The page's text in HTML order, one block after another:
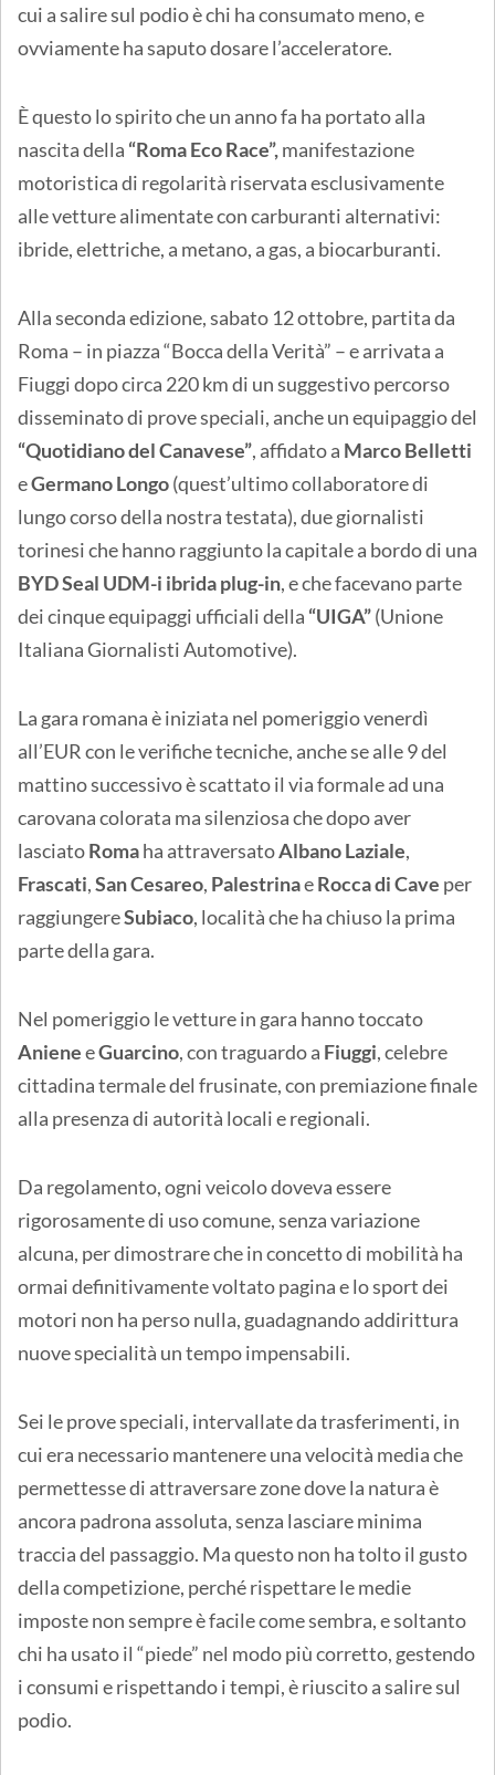
cui a salire sul podio è chi ha consumato meno, e
ovviamente ha saputo dosare l’acceleratore.
È questo lo spirito che un anno fa ha portato alla
nascita della “Roma Eco Race”,manifestazione
motoristica di regolarità riservata esclusivamente
alle vetture alimentate con carburanti alternativi:
ibride, elettriche, a metano, a gas, a biocarburanti.
Alla seconda edizione, sabato 12 ottobre, partita da
Roma – in piazza “Bocca della Verità” – e arrivata a
Fiuggi dopo circa 220 km di un suggestivo percorso
disseminato di prove speciali, anche un equipaggio del
“Quotidiano del Canavese”, affidato a Marco Belletti
eGermano Longo(quest’ultimo collaboratore di
lungo corso della nostra testata), due giornalisti
torinesi che hanno raggiunto la capitale a bordo di una
BYD Seal UDM-i ibrida plug-in, e che facevano parte
dei cinque equipaggi ufficiali della “UIGA”(Unione
Italiana Giornalisti Automotive).
La gara romana è iniziata nel pomeriggio venerdì
all’EUR con le verifiche tecniche, anche se alle 9 del
mattino successivo è scattato il via formale ad una
carovana colorata ma silenziosa che dopo aver
lasciatoRomaha attraversatoAlbano Laziale,
Frascati,San Cesareo, PalestrinaeRocca di Cave per
raggiungereSubiaco, località che ha chiuso la prima
parte della gara.
Nel pomeriggio le vetture in gara hanno toccato
AnieneeGuarcino, con traguardo a Fiuggi, celebre
cittadina termale del frusinate, con premiazione finale
alla presenza di autorità locali e regionali.
Da regolamento, ogni veicolo doveva essere
rigorosamente di uso comune, senza variazione
alcuna, per dimostrare che in concetto di mobilità ha
ormai definitivamente voltato pagina e lo sport dei
motori non ha perso nulla, guadagnando addirittura
nuove specialità un tempo impensabili.
Sei le prove speciali, intervallate da trasferimenti, in
cui era necessario mantenere una velocità media che
permettesse di attraversare zone dove la natura è
ancora padrona assoluta, senza lasciare minima
traccia del passaggio. Ma questo non ha tolto il gusto
della competizione, perché rispettare le medie
imposte non sempre è facile come sembra, e soltanto
chi ha usato il “piede” nel modo più corretto, gestendo
i consumi e rispettando i tempi, è riuscito a salire sul
podio.